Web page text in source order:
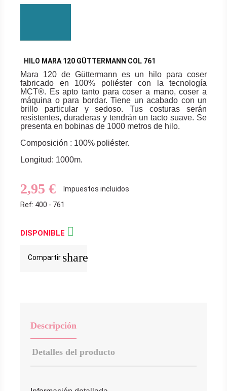
HILO MARA 120 GÜTTERMANN COL 761
Mara 120 de Güttermann es un hilo para coser
fabricado en 100% poliéster con la tecnología
MCT®. Es apto tanto para coser a mano, coser a
máquina o para bordar. Tiene un acabado con un
brillo particular y sedoso. Tus costuras serán
resistentes, duraderas y tendrán un tacto suave. Se
presenta en bobinas de 1000 metros de hilo.
Composición : 100% poliéster.
Longitud: 1000m.
2,95 €
Impuestos incluidos
Ref: 400 - 761
DISPONIBLE 
Compartir share
Descripción
Detalles del producto